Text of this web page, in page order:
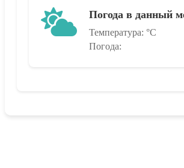
Погода в данный
Температура: °C
Погода: